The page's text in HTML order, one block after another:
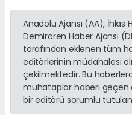
Anadolu Ajansı (AA), İhlas
Demirören Haber Ajansı
tarafından eklenen tüm
editörlerinin müdahalesi
çekilmektedir. Bu
muhataplar haberi geçen
bir editörü sorumlu